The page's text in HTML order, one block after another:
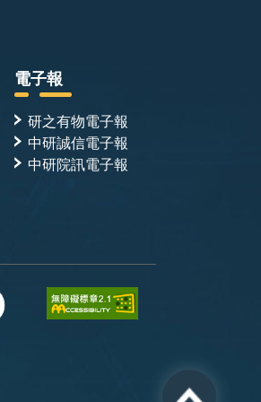
電子報
研之有物電子報
中研誠信電子報
中研院訊電子報